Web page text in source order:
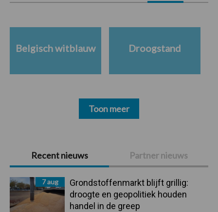
Primaire
Sidebar
Recent nieuws Partner nieuws
7 aug
Grondstoffenmarkt blijft grillig:
droogte en geopolitiek houden
handel in de greep
Belgisch witblauw Droogstand
Toon meer